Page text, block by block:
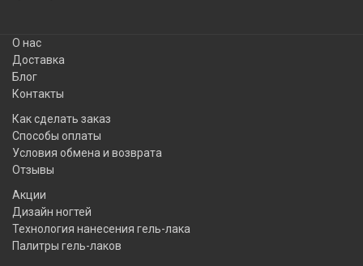
О нас
Доставка
Блог
Контакты
Как сделать заказ
Способы оплаты
Условия обмена и возврата
Отзывы
Акции
Дизайн ногтей
Технология нанесения гель-лака
Палитры гель-лаков